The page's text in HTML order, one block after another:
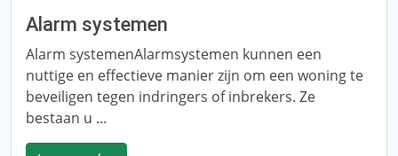
Alarm systemen
Alarm systemenAlarmsystemen kunnen een
nuttige en effectieve manier zijn om een ​​woning te
beveiligen tegen indringers of inbrekers. Ze
bestaan ​​​​u ...